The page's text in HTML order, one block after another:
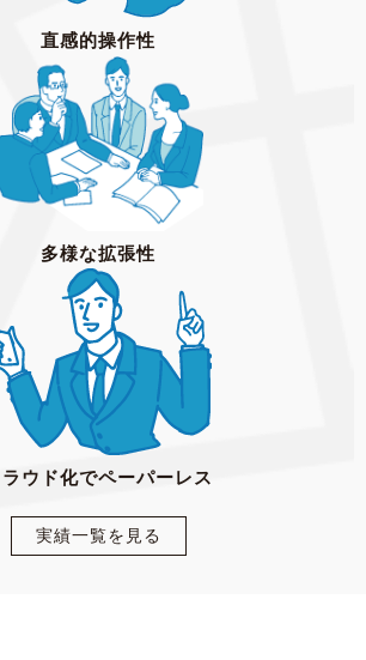
直感的操作性
多様な拡張性
ウド化でペーパーレス
実績一覧を見る